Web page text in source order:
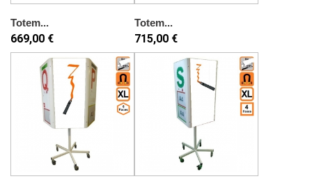
Totem...
669,00 €
Totem...
715,00 €